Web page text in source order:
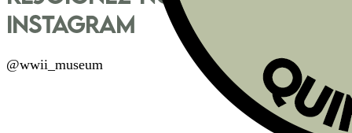
Instagram
@wwii_museum